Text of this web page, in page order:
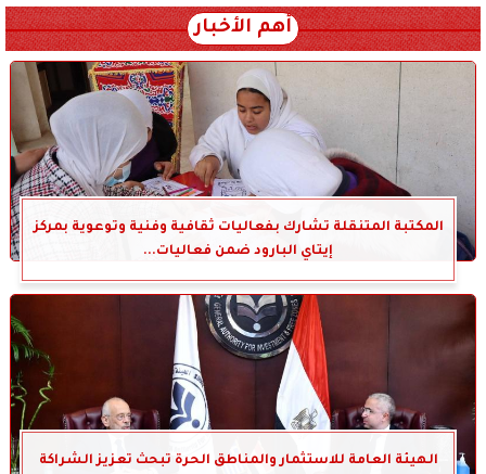
أهم الأخبار
المكتبة المتنقلة تشارك بفعاليات ثقافية وفنية وتوعوية بمركز
إيتاي البارود ضمن فعاليات...
الهيئة العامة للاستثمار والمناطق الحرة تبحث تعزيز الشراكة